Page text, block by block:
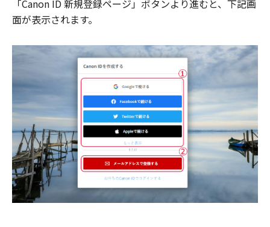
「Canon ID 新規登録ページ」ボタンより進むと、下記画
面が表示されます。